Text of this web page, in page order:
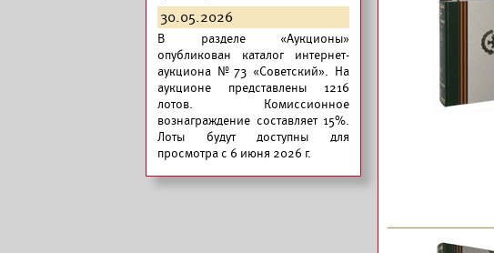
30.05.2026
В разделе «Аукционы»
опубликован каталог интернет-
аукциона №73 «Советский». На
аукционе представлены 1216
лотов. Комиссионное
вознаграждение составляет 15%.
Лоты будут доступны для
просмотра с 6 июня 2026 г.